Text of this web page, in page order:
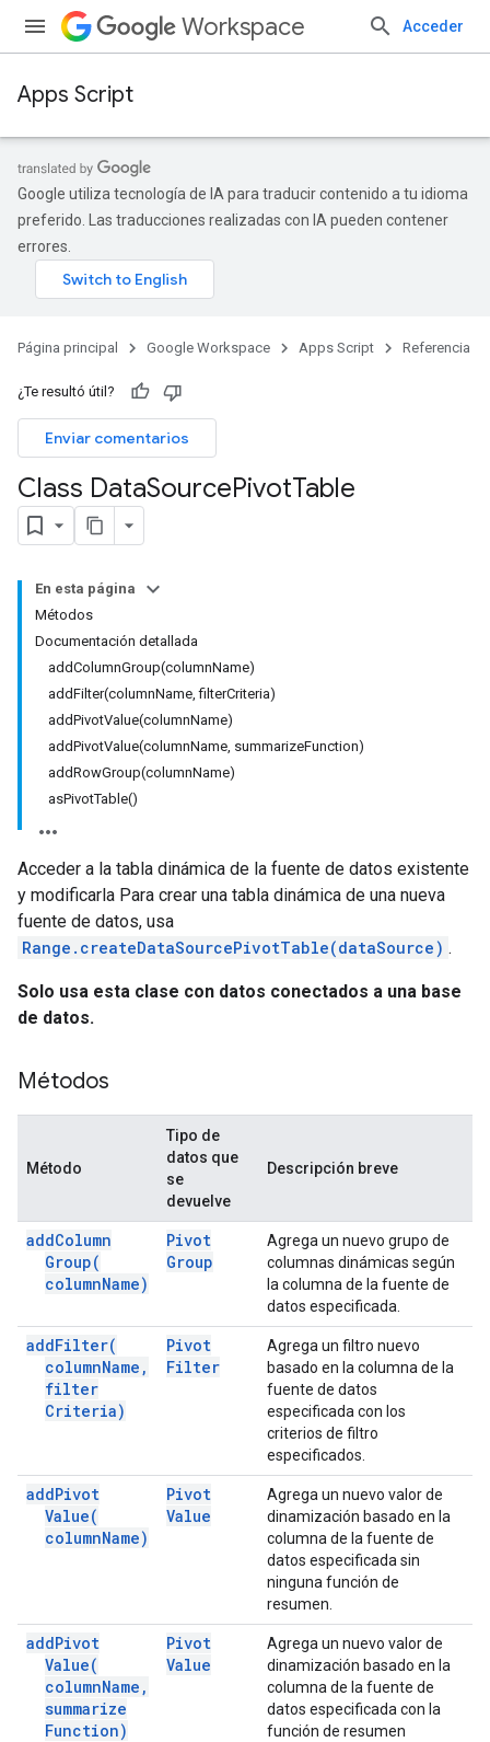
Workspace Acceder
Apps Script
Google utiliza tecnología de IA para traducir contenido a tu idioma
preferido. Las traducciones realizadas con IA pueden contener
errores.
Página principal Google Workspace Apps Script Referencia
¿Te resultó útil?
Enviar comentarios
Class DataSourcePivotTable
En esta página
Métodos
Documentación detallada
addColumnGroup(columnName)
addFilter(columnName, filterCriteria)
addPivotValue(columnName)
addPivotValue(columnName, summarizeFunction)
addRowGroup(columnName)
asPivotTable()
Acceder a la tabla dinámica de la fuente de datos existente
y modificarla Para crear una tabla dinámica de una nueva
fuente de datos, usa
Range.createDataSourcePivotTable(dataSource) .
Solo usa esta clase con datos conectados a una base
de datos.
Métodos
Método
Tipo de
datos que
se
devuelve
Descripción breve
addColumn
Group(
columnName)
Pivot
Group
Agrega un nuevo grupo de
columnas dinámicas según
la columna de la fuente de
datos especificada.
addFilter(
columnName ,
filter
Criteria)
Pivot
Filter
Agrega un filtro nuevo
basado en la columna de la
fuente de datos
especificada con los
criterios de filtro
especificados.
addPivot
Value(
columnName)
Pivot
Value
Agrega un nuevo valor de
dinamización basado en la
columna de la fuente de
datos especificada sin
ninguna función de
resumen.
addPivot
Value(
columnName ,
summarize
Function)
Pivot
Value
Agrega un nuevo valor de
dinamización basado en la
columna de la fuente de
datos especificada con la
función de resumen